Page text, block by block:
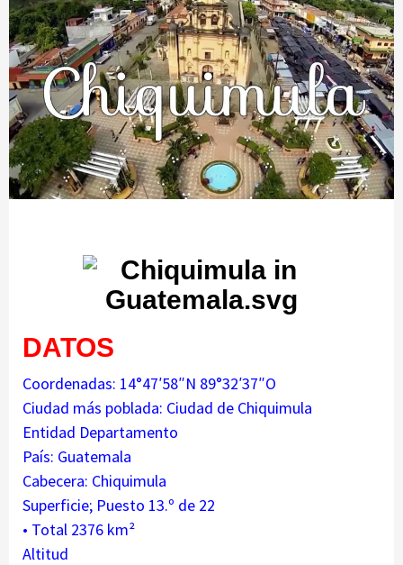
DATOS
Coordenadas: 14°47′58″N 89°32′37″O
Ciudad más poblada: Ciudad de Chiquimula
Entidad Departamento
País: Guatemala
Cabecera: Chiquimula
Superficie; Puesto 13.º de 22
• Total 2376 km²
Altitud